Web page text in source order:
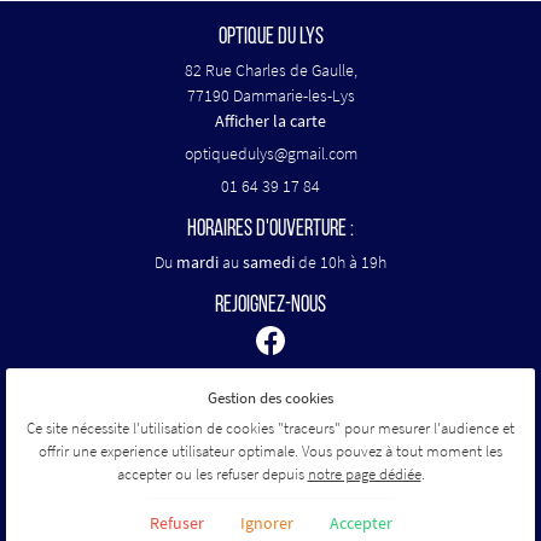
OPTIQUE DU LYS
82 Rue Charles de Gaulle,
77190 Dammarie-les-Lys
Afficher la carte
01 64 39 17 84
HORAIRES D'OUVERTURE :
Du mardiausamedide 10h à 19h
REJOIGNEZ-NOUS
Mentions Légales
Conditions générales d'utilisation
Politique de confidentialité
Gestion des cookies
Sitemap
Gestion des cookies
Ce site nécessite l'utilisation de cookies "traceurs" pour mesurer l'audience et
offrir une experience utilisateur optimale. Vous pouvez à tout moment les
accepter ou les refuser depuis notre page dédiée.
Refuser Ignorer Accepter